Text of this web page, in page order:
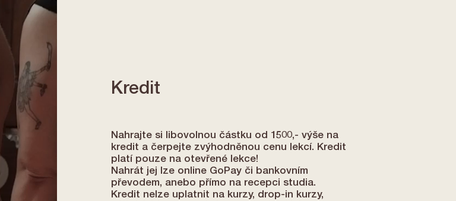
Kredit
Nahrajte si libovolnou částku od 1500,- výše na
kredit a čerpejte zvýhodněnou cenu lekcí. Kredit
platí pouze na otevřené lekce!
Nahrát jej lze online GoPay či bankovním
převodem, anebo přímo na recepci studia.
Kredit nelze uplatnit na kurzy, drop-in kurzy,